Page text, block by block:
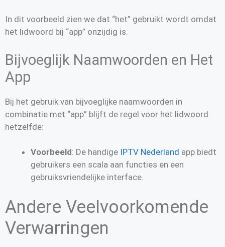
In dit voorbeeld zien we dat “het” gebruikt wordt omdat
het lidwoord bij “app” onzijdig is.
Bijvoeglijk Naamwoorden en Het
App
Bij het gebruik van bijvoeglijke naamwoorden in
combinatie met “app” blijft de regel voor het lidwoord
hetzelfde:
Voorbeeld: De handige IPTV Nederland app biedt
gebruikers een scala aan functies en een
gebruiksvriendelijke interface.
Andere Veelvoorkomende
Verwarringen